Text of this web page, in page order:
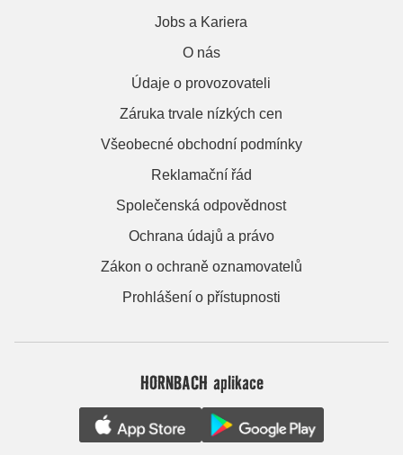
Jobs a Kariera
O nás
Údaje o provozovateli
Záruka trvale nízkých cen
Všeobecné obchodní podmínky
Reklamační řád
Společenská odpovědnost
Ochrana údajů a právo
Zákon o ochraně oznamovatelů
Prohlášení o přístupnosti
HORNBACH aplikace